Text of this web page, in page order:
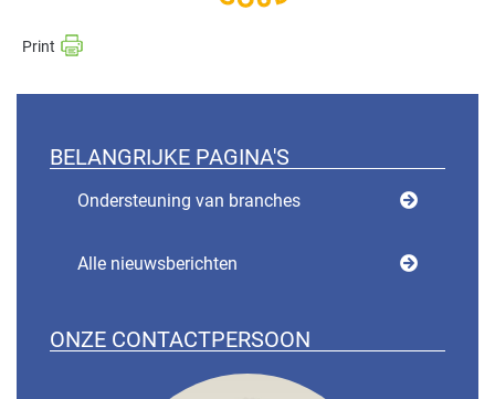
BELANGRIJKE PAGINA'S
Ondersteuning van branches
Alle nieuwsberichten
ONZE CONTACTPERSOON